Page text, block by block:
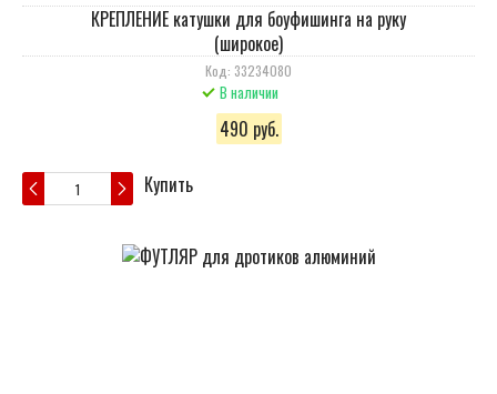
КРЕПЛЕНИЕ катушки для боуфишинга на руку
(широкое)
Код: 33234080
В наличии
490 руб.
Купить